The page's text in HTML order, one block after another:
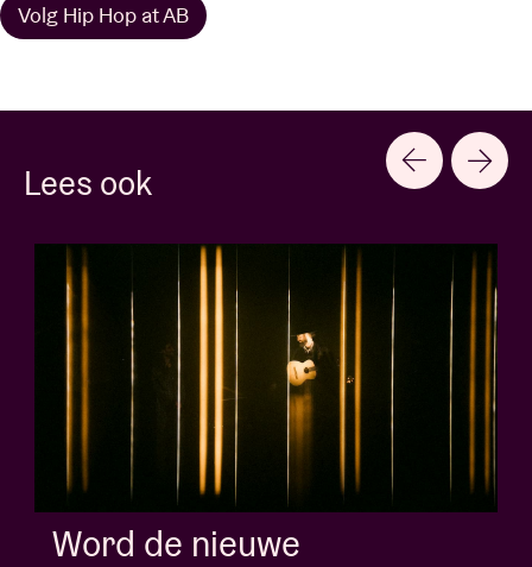
Volg Hip Hop at AB
Lees ook
nieuwe